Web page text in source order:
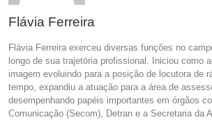
Flávia Ferreira
Flávia Ferreira exerceu diversas funções no
longo de sua trajetória profissional. Iniciou como
imagem evoluindo para a posição de locutora de
tempo, expandiu a atuação para a área de
desempenhando papéis importantes em órgãos
Comunicação (Secom), Detran e a Secretaria da